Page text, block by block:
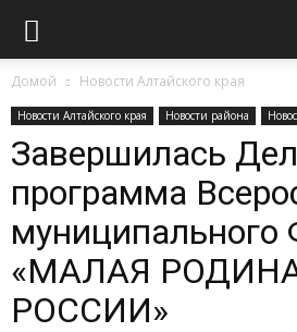
Домой Новости Алтайского края
Новости Алтайского края Новости района
Завершилась
программа
муниципального
«МАЛАЯ
РОССИИ»